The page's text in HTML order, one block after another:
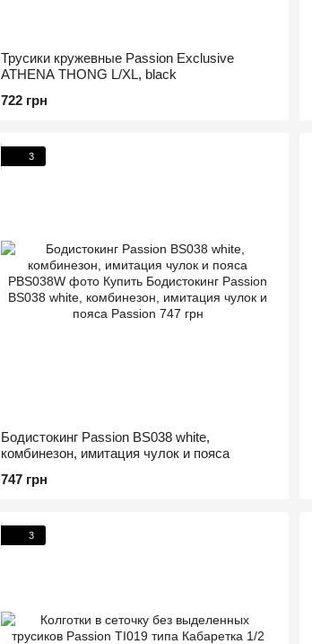
Трусики кружевные Passion Exclusive
ATHENA THONG L/XL, black
722 грн
3
Бодистокинг Passion BS038 white,
комбинезон, имитация чулок и пояса
747 грн
3